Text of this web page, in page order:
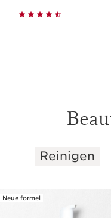
WEITER ZUM INHALT
Reinigen
Neue formel